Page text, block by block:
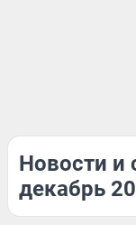
Новости и
декабрь